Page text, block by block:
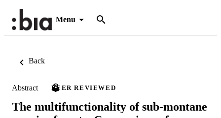
Menu
Back
Abstract PEER REVIEWED
The multifunctionality of sub-montane